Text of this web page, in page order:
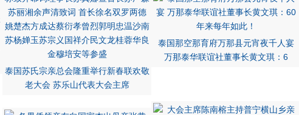
泰国苏氏宗亲总会隆重举行新春联欢敬
老大会 苏乐山代表大会主席
泰国那空那育府万那县元宵夜千人宴
万那泰华联谊社董事长黄文琪：6